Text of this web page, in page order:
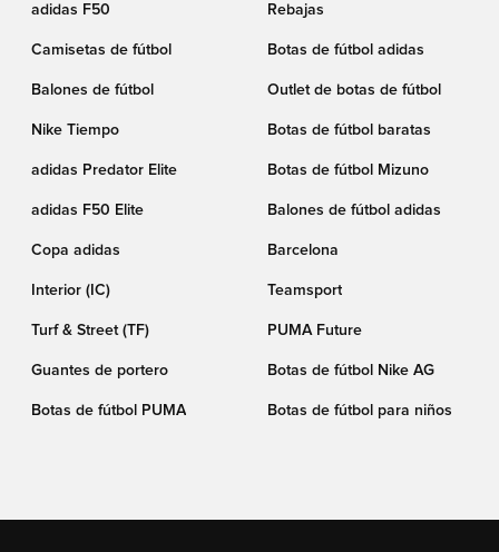
adidas F50 Rebajas
Camisetas de fútbol Botas de fútbol adidas
Balones de fútbol Outlet de botas de fútbol
Nike Tiempo Botas de fútbol baratas
adidas Predator Elite Botas de fútbol Mizuno
adidas F50 Elite Balones de fútbol adidas
Copa adidas Barcelona
Interior (IC) Teamsport
Turf & Street (TF) PUMA Future
Guantes de portero Botas de fútbol Nike AG
Botas de fútbol PUMA Botas de fútbol para niños